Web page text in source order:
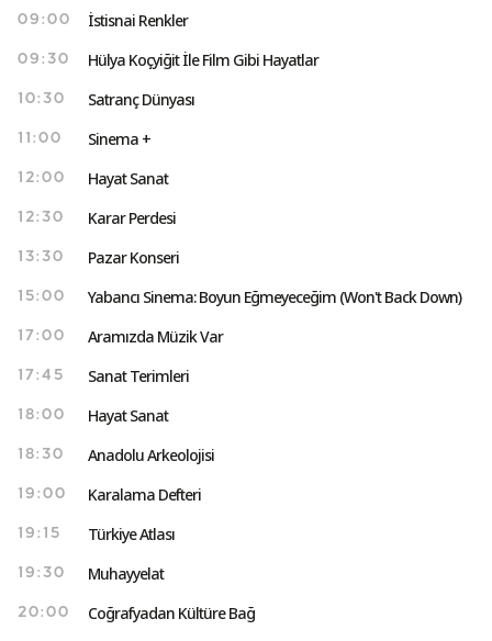
09:00 İstisnai Renkler
09:30 Hülya Koçyiğit İle Film Gibi Hayatlar
10:30 Satranç Dünyası
11:00 Sinema +
12:00 Hayat Sanat
12:30 Karar Perdesi
13:30 Pazar Konseri
15:00 Yabancı Sinema: Boyun Eğmeyeceğim (Won't Back Down)
17:00 Aramızda Müzik Var
17:45 Sanat Terimleri
18:00 Hayat Sanat
18:30 Anadolu Arkeolojisi
19:00 Karalama Defteri
19:15 Türkiye Atlası
19:30 Muhayyelat
20:00 Coğrafyadan Kültüre Bağ